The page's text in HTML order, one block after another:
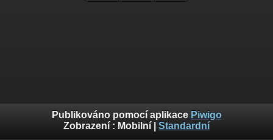
Publikováno pomocí aplikace Piwigo
Zobrazení : Mobilní Standardní